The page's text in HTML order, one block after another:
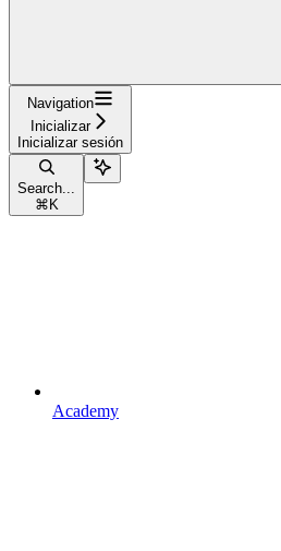
Navigation
Inicializar
Inicializar sesión
Search...
⌘ K
Academy